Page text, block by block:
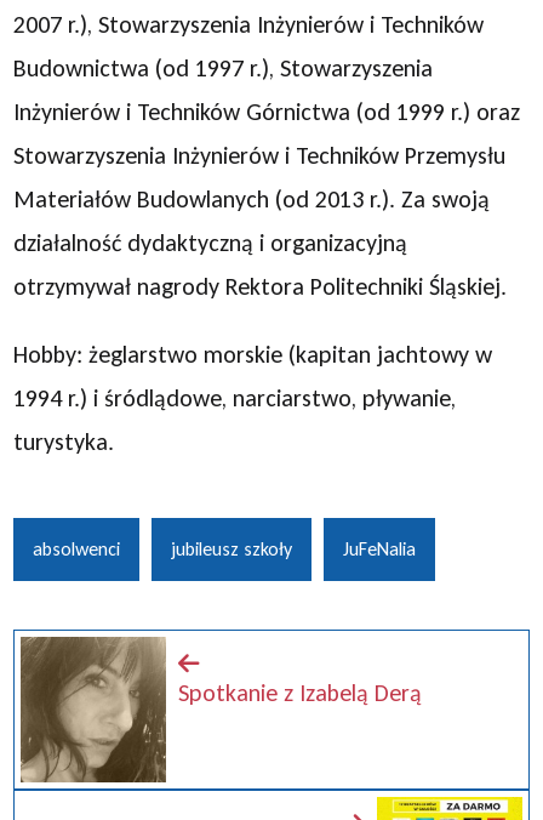
2007 r.), Stowarzyszenia Inżynierów i Techników
Budownictwa (od 1997 r.), Stowarzyszenia
Inżynierów i Techników Górnictwa (od 1999 r.) oraz
Stowarzyszenia Inżynierów i Techników Przemysłu
Materiałów Budowlanych (od 2013 r.). Za swoją
działalność dydaktyczną i organizacyjną
otrzymywał nagrody Rektora Politechniki Śląskiej.
Hobby: żeglarstwo morskie (kapitan jachtowy w
1994 r.) i śródlądowe, narciarstwo, pływanie,
turystyka.
absolwenci jubileusz szkoły JuFeNalia
Spotkanie z Izabelą Derą